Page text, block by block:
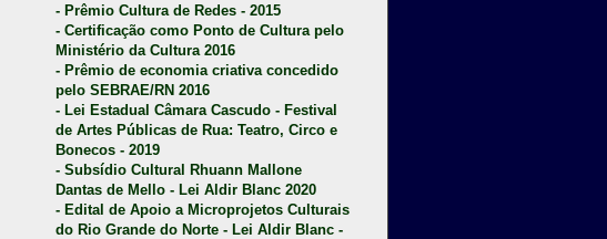
- Prêmio Cultura de Redes - 2015
- Certificação como Ponto de Cultura pelo
Ministério da Cultura 2016
- Prêmio de economia criativa concedido
pelo SEBRAE/RN 2016
- Lei Estadual Câmara Cascudo - Festival
de Artes Públicas de Rua: Teatro, Circo e
Bonecos - 2019
- Subsídio Cultural Rhuann Mallone
Dantas de Mello - Lei Aldir Blanc 2020
- Edital de Apoio a Microprojetos Culturais
do Rio Grande do Norte - Lei Aldir Blanc -